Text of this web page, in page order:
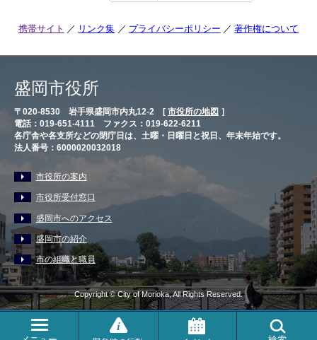
携帯サイト リンク集 プライバシーポリシー 著作権について
盛岡市役所
〒020-8530 岩手県盛岡市内丸12-2 [ 市役所の地図 ］
電話：019-651-4111 ファクス：019-622-6211
各庁舎や各支所などの閉庁日は、土曜・日曜日と祝日、年末年始です。
法人番号：6000020032018
市役所の案内
市役所受付窓口
盛岡市へのアクセス
盛岡市の紹介
市の組織と職員
Copyright © City of Morioka, All Rights Reserved.